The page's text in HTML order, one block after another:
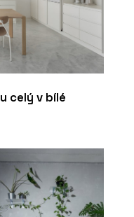
celý v bílé